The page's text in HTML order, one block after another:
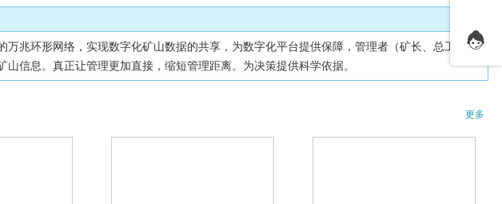
兆环形网络，实现数字化矿山数据的共享，为数字化平台提供保障，管理者（矿长、总工、相
信息。真正让管理更加直接，缩短管理距离。为决策提供科学依据。
更多